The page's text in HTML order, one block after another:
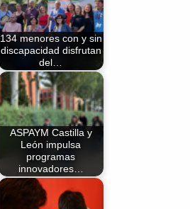
134 menores con y sin
discapacidad disfrutan
del…
ASPAYM Castilla y
León impulsa
programas
innovadores…